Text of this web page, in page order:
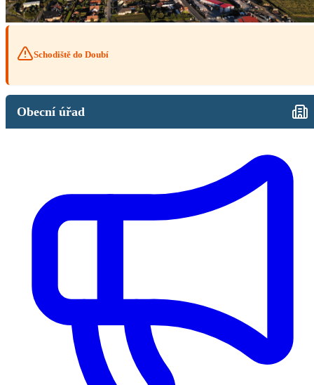
Schodiště do Doubí
Obecní úřad